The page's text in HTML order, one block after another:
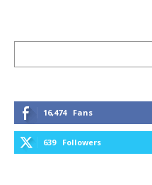
16,474 Fans
639 Followers